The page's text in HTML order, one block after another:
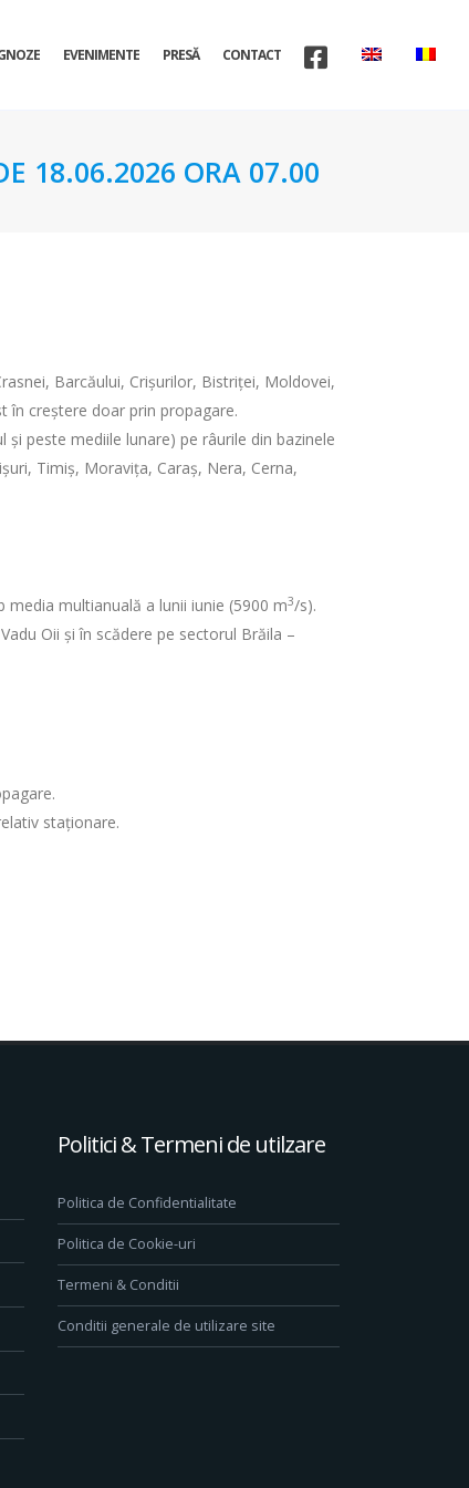
EVENIMENTE PRESĂ CONTACT
18.06.2026 ORA 07.00
Barcăului, Crișurilor, Bistriței, Moldovei,
în creștere doar prin propagare.
peste mediile lunare) pe râurile din bazinele
Timiș, Moravița, Caraș, Nera, Cerna,
media multianuală a lunii iunie (5900 m3/s).
Oii și în scădere pe sectorul Brăila –
staționare.
Politici & Termeni de utilzare
Politica de Confidentialitate
Politica de Cookie-uri
Termeni & Conditii
Conditii generale de utilizare site